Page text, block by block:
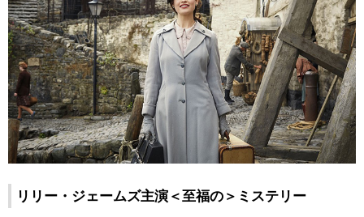
リリー・ジェームズ主演＜至福の＞ミステリー